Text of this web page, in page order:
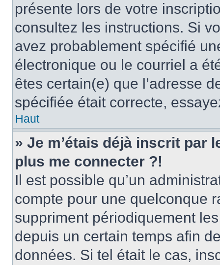
présente lors de votre
consultez les instructions. Si
avez probablement spécifié
électronique ou le courriel a
êtes certain(e) que l’adresse
spécifiée était correcte,
Haut
» Je m’étais déjà inscrit par
plus me connecter ?!
Il est possible qu’un
compte pour une quelconque
suppriment périodiquement
depuis un certain temps afin
données. Si tel était le cas,